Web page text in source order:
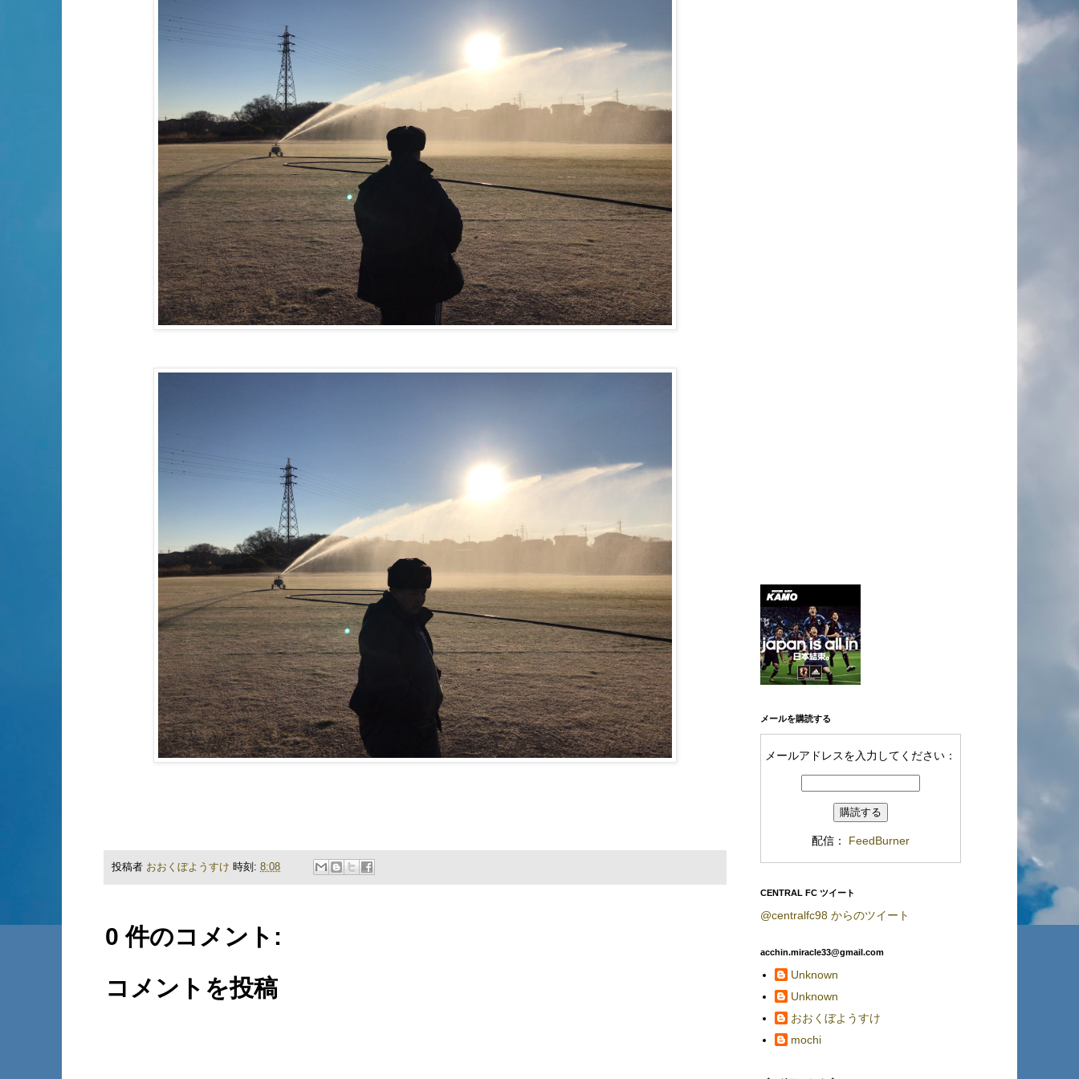
投稿者 おおくぼようすけ 時刻: 8:08
0 件のコメント:
コメントを投稿
メールを購読する
メールアドレスを入力してください：
配信： FeedBurner
CENTRAL FC ツイート
@centralfc98 からのツイート
acchin.miracle33@gmail.com
Unknown
Unknown
おおくぼようすけ
mochi